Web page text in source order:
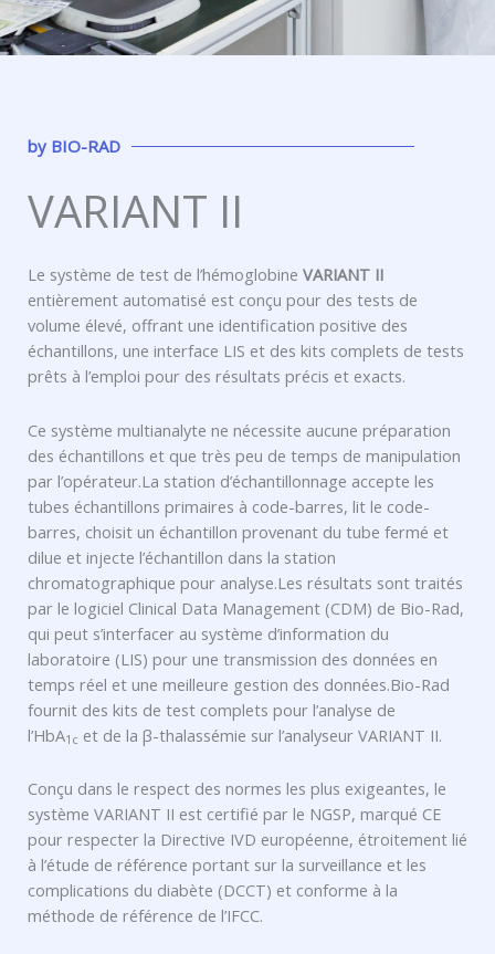
by BIO-RAD
VARIANT II
Le système de test de l’hémoglobine VARIANT II
entièrement automatisé est conçu pour des tests de
volume élevé, offrant une identification positive des
échantillons, une interface LIS et des kits complets de tests
prêts à l’emploi pour des résultats précis et exacts.
Ce système multianalyte ne nécessite aucune préparation
des échantillons et que très peu de temps de manipulation
par l’opérateur.La station d’échantillonnage accepte les
tubes échantillons primaires à code-barres, lit le code-
barres, choisit un échantillon provenant du tube fermé et
dilue et injecte l’échantillon dans la station
chromatographique pour analyse.Les résultats sont traités
par le logiciel Clinical Data Management (CDM) de Bio-Rad,
qui peut s’interfacer au système d’information du
laboratoire (LIS) pour une transmission des données en
temps réel et une meilleure gestion des données.Bio-Rad
fournit des kits de test complets pour l’analyse de
l’HbA1c et de la β-thalassémie sur l’analyseur VARIANT II.
Conçu dans le respect des normes les plus exigeantes, le
système VARIANT II est certifié par le NGSP, marqué CE
pour respecter la Directive IVD européenne, étroitement lié
à l’étude de référence portant sur la surveillance et les
complications du diabète (DCCT) et conforme à la
méthode de référence de l’IFCC.